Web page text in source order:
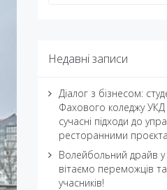
Недавні записи
Діалог з бізнесом:
Фахового коледжу
сучасні підходи до
ресторанними
Волейбольний драйв у
вітаємо переможців та
учасників!